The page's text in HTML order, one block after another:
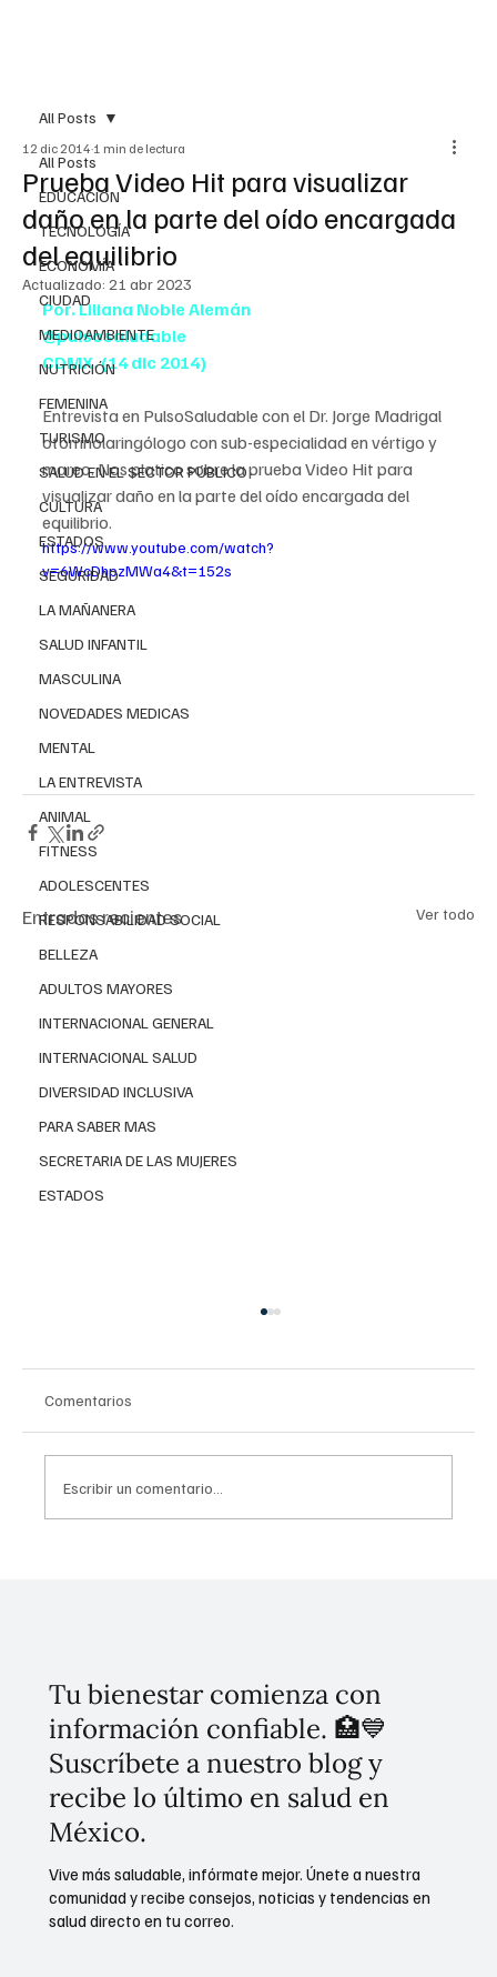
All Posts
EDUCACIÓN
TECNOLOGÍA
ECONOMÍA
CIUDAD
MEDIOAMBIENTE
NUTRICIÓN
FEMENINA
TURISMO
SALUD EN EL SECTOR PÚBLICO
CULTURA
ESTADOS
SEGURIDAD
LA MAÑANERA
SALUD INFANTIL
MASCULINA
NOVEDADES MEDICAS
MENTAL
LA ENTREVISTA
ANIMAL
FITNESS
ADOLESCENTES
RESPONSABILIDAD SOCIAL
BELLEZA
ADULTOS MAYORES
INTERNACIONAL GENERAL
INTERNACIONAL SALUD
DIVERSIDAD INCLUSIVA
PARA SABER MAS
SECRETARIA DE LAS MUJERES
ESTADOS
All Posts
Prueba Video Hit para visualizar
daño en la parte del oído encargada
del equilibrio
12 dic 2014 1 min de lectura
Actualizado: 21 abr 2023
Por. Liliana Noble Alemán
@pulsosaludable
CDMX. (14 dic 2014)
Entrevista en PulsoSaludable con el Dr. Jorge Madrigal
otorrinolaringólogo con sub-especialidad en vértigo y
mareo. Nos platico sobre la prueba Video Hit para
visualizar daño en la parte del oído encargada del
equilibrio.
https://www.youtube.com/watch?
v=6WcDhpzMWa4&t=152s
Entradas recientes Ver todo
Comentarios
Escribir un comentario...
Tu bienestar comienza con
información confiable. 🏥💙
Suscríbete a nuestro blog y
recibe lo último en salud en
México.
Vive más saludable, infórmate mejor. Únete a nuestra
comunidad y recibe consejos, noticias y tendencias en
salud directo en tu correo.